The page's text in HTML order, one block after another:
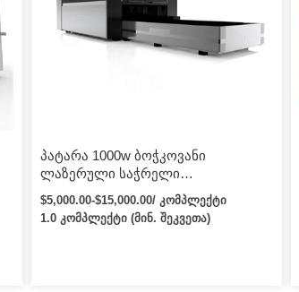
პატარა 1000w ბოჭკოვანი
ლაზერული საჭრელი
აღმოსავლური მანქანა 1300*900მმ
$5,000.00-$15,000.00/ კომპლექტი
1.0 კომპლექტი (მინ. შეკვეთა)